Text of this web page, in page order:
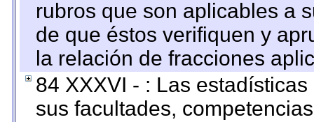
rubros que son aplicables a
de que éstos verifiquen y
la relación de fracciones
84 XXXVI - : Las
sus facultades,